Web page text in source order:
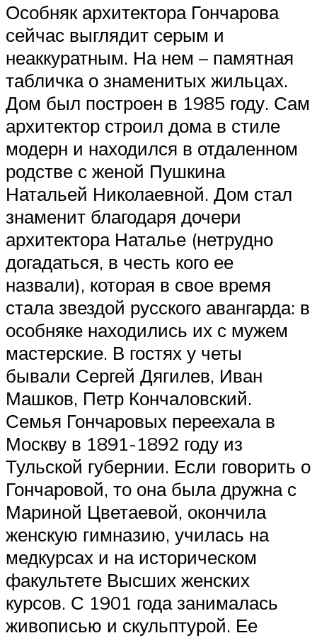
Особняк архитектора Гончарова
сейчас выглядит серым и
неаккуратным. На нем – памятная
табличка о знаменитых жильцах.
Дом был построен в 1985 году. Сам
архитектор строил дома в стиле
модерн и находился в отдаленном
родстве с женой Пушкина
Натальей Николаевной. Дом стал
знаменит благодаря дочери
архитектора Наталье (нетрудно
догадаться, в честь кого ее
назвали), которая в свое время
стала звездой русского авангарда: в
особняке находились их с мужем
мастерские. В гостях у четы
бывали Сергей Дягилев, Иван
Машков, Петр Кончаловский.
Семья Гончаровых переехала в
Москву в 1891-1892 году из
Тульской губернии. Если говорить о
Гончаровой, то она была дружна с
Мариной Цветаевой, окончила
женскую гимназию, училась на
медкурсах и на историческом
факультете Высших женских
курсов. С 1901 года занималась
живописью и скульптурой. Ее